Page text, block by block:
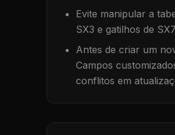
Evite manipular a
SX3 e gatilhos de
Antes de criar um
Campos
conflitos em